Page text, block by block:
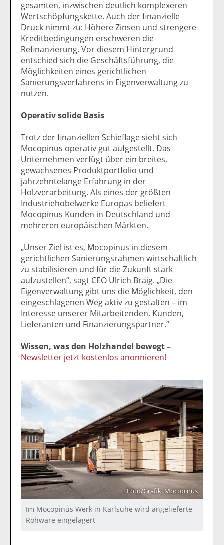
gesamten, inzwischen deutlich komplexeren
Wertschöpfungskette. Auch der finanzielle
Druck nimmt zu: Höhere Zinsen und strengere
Kreditbedingungen erschweren die
Refinanzierung. Vor diesem Hintergrund
entschied sich die Geschäftsführung, die
Möglichkeiten eines gerichtlichen
Sanierungsverfahrens in Eigenverwaltung zu
nutzen.
Operativ solide Basis
Trotz der finanziellen Schieflage sieht sich
Mocopinus operativ gut aufgestellt. Das
Unternehmen verfügt über ein breites,
gewachsenes Produktportfolio und
jahrzehntelange Erfahrung in der
Holzverarbeitung. Als eines der größten
Industriehobelwerke Europas beliefert
Mocopinus Kunden in Deutschland und
mehreren europäischen Märkten.
„Unser Ziel ist es, Mocopinus in diesem
gerichtlichen Sanierungsrahmen wirtschaftlich
zu stabilisieren und für die Zukunft stark
aufzustellen“, sagt CEO Ulrich Braig. „Die
Eigenverwaltung gibt uns die Möglichkeit, den
eingeschlagenen Weg aktiv zu gestalten – im
Interesse unserer Mitarbeitenden, Kunden,
Lieferanten und Finanzierungspartner.“
Wissen, was den Holzhandel bewegt –
Newsletter jetzt kostenlos anonnieren!
Foto/Grafik: Mocopinus
Im Mocopinus Werk in Karlsuhe wird angelieferte
Rohware eingelagert